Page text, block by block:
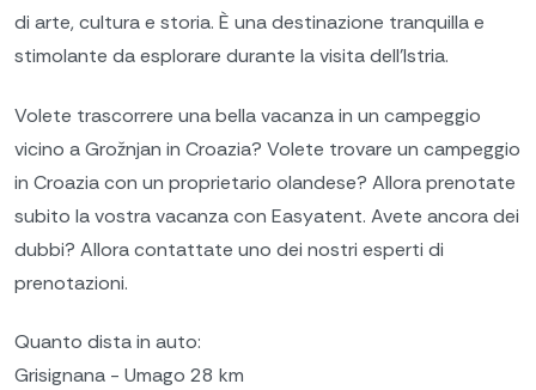
di arte, cultura e storia. È una destinazione tranquilla e
stimolante da esplorare durante la visita dell'Istria.
Volete trascorrere una bella vacanza in un campeggio
vicino a Grožnjan in Croazia? Volete trovare un campeggio
in Croazia con un proprietario olandese? Allora prenotate
subito la vostra vacanza con Easyatent. Avete ancora dei
dubbi? Allora contattate uno dei nostri esperti di
prenotazioni.
Quanto dista in auto:
Grisignana - Umago 28 km